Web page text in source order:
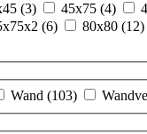
(3) 45x75 (4)
(6) 80x80 (12)
Wand (103)